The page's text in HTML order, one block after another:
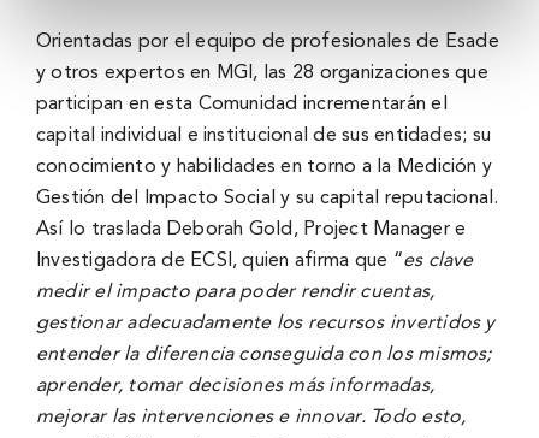
Orientadas por el equipo de profesionales de Esade
y otros expertos en MGI, las 28 organizaciones que
participan en esta Comunidad incrementarán el
capital individual e institucional de sus entidades; su
conocimiento y habilidades en torno a la Medición y
Gestión del Impacto Social y su capital reputacional.
Así lo traslada Deborah Gold, Project Manager e
Investigadora de ECSI, quien afirma que “es clave
medir el impacto para poder rendir cuentas,
gestionar adecuadamente los recursos invertidos y
entender la diferencia conseguida con los mismos;
aprender, tomar decisiones más informadas,
mejorar las intervenciones e innovar. Todo esto,